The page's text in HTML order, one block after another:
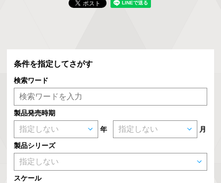
条件を指定してさがす
検索ワード
製品発売時期
年 月
製品シリーズ
スケール